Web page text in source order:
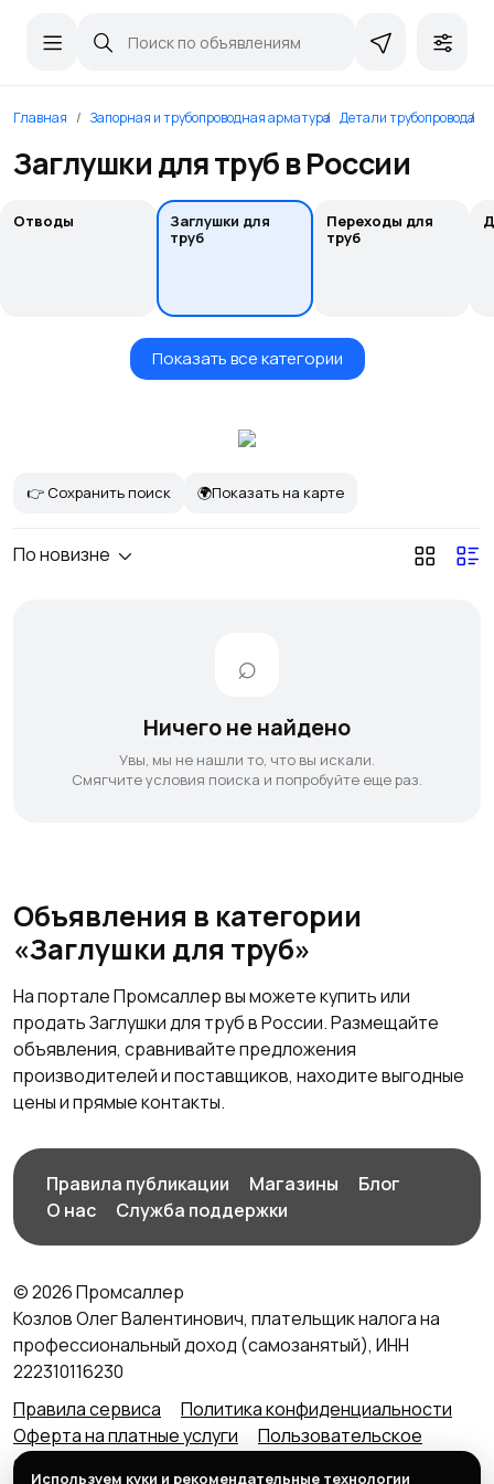
Главная Запорная и трубопроводная арматура Детали трубопровода
Заглушки для труб в России
Отводы
Заглушки для
труб
Переходы для
труб
Показать все категории
👉 Сохранить поиск 🌍Показать на карте
По новизне
Ничего не найдено
Увы, мы не нашли то, что вы искали.
Смягчите условия поиска и попробуйте еще раз.
Объявления в категории
«Заглушки для труб»
На портале Промсаллер вы можете купить или
продать Заглушки для труб в России. Размещайте
объявления, сравнивайте предложения
производителей и поставщиков, находите выгодные
цены и прямые контакты.
Правила публикации Магазины
Блог
О нас
Служба поддержки
© 2026 Промсаллер
Козлов Олег Валентинович, плательщик налога на
профессиональный доход (самозанятый), ИНН
222310116230
Правила сервиса
Политика конфиденциальности
Оферта на платные услуги
Пользовательское
соглашение
Используем куки и рекомендательные технологии